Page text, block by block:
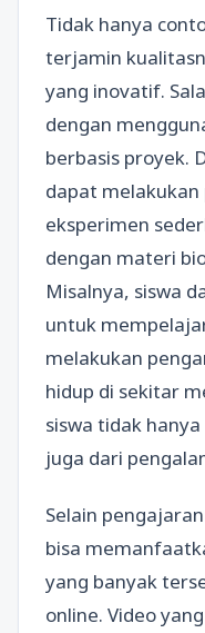
Tidak hanya
terjamin
yang inovatif.
dengan
berbasis proyek.
dapat
eksperimen
dengan materi
Misalnya, siswa
untuk
melakukan
hidup di sekitar
siswa tidak
juga dari
Selain
bisa
yang banyak
online. Video